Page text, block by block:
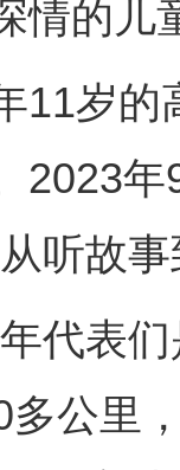
情的儿
岁的高
2023
听故
表们
多公里